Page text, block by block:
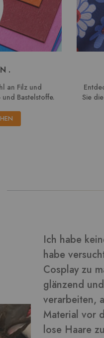
.
an Filz und
Bastelstoffe.
Sie
Verarbeitet
Bilder in
Vera-Kunden